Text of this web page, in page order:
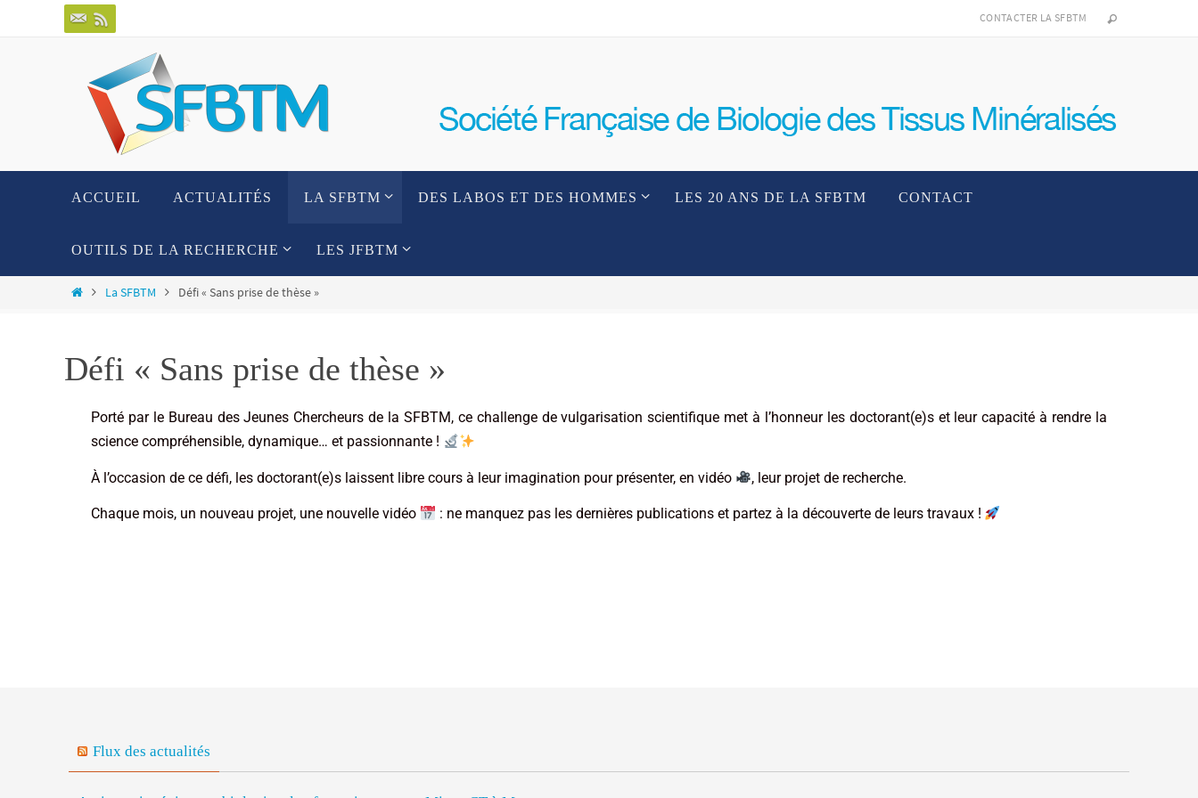
CONTACTER LA SFBTM
ACCUEIL ACTUALITÉS LA SFBTM DES LABOS ET DES HOMMES LES 20 ANS DE LA SFBTM CONTACT
OUTILS DE LA RECHERCHE LES JFBTM
La SFBTM Défi « Sans prise de thèse »
Défi « Sans prise de thèse »
Porté par le Bureau des Jeunes Chercheurs de la SFBTM, ce challenge de vulgarisation scientifique met à l’honneur les doctorant(e)s et leur capacité à rendre la
science compréhensible, dynamique… et passionnante !
À l’occasion de ce défi, les doctorant(e)s laissent libre cours à leur imagination pour présenter, en vidéo , leur projet de recherche.
Chaque mois, un nouveau projet, une nouvelle vidéo : ne manquez pas les dernières publications et partez à la découverte de leurs travaux !
Flux des actualités